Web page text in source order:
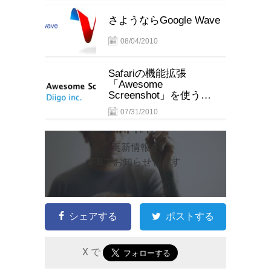
08/04/2010
さようならGoogle Wave
07/31/2010
Safariの機能拡張
「Awesome
Screenshot」を使うと
メモ付きスクリーンシ
ョットが簡単に作れる
更新情報を
FBでお知らせします
シェアする ポストする
X で